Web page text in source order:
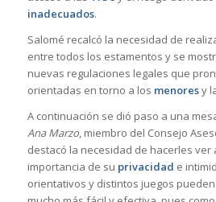
inadecuados.
Salomé recalcó la necesidad de
entre todos los estamentos y se
nuevas regulaciones legales que
orientadas en torno a los menoresy
A continuación se dió paso a una
Ana Marzo, miembro del Consejo
destacó la necesidad de hacerles ver
importancia de su privacidad e
orientativos y distintos juegos